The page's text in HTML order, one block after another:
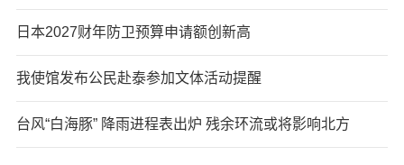
日本2027财年防卫预算申请额创新高
我使馆发布公民赴泰参加文体活动提醒
台风“白海豚” 降雨进程表出炉 残余环流或将影响北方